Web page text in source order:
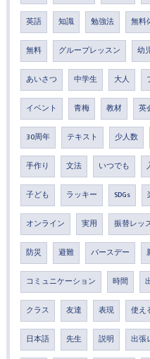
英語 知識 勉強法 無料
無料 グループレッスン 幼
あいさつ 中学生 大人
イベント 青梅 教材 英
30周年 テキスト 少人数
手作り 文法 いつでも
子ども ラッキー SDGs
オンライン 実用 振替レッ
防災 避難 バースデー
コミュニケーション 時間
クラス 友達 表現 使え
日本語 先生 説明 出張